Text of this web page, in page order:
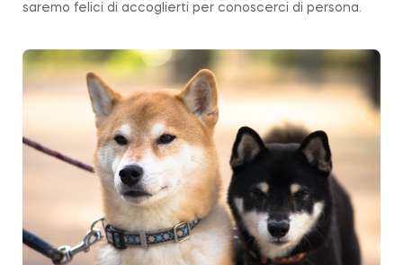
saremo felici di accoglierti per conoscerci di persona.